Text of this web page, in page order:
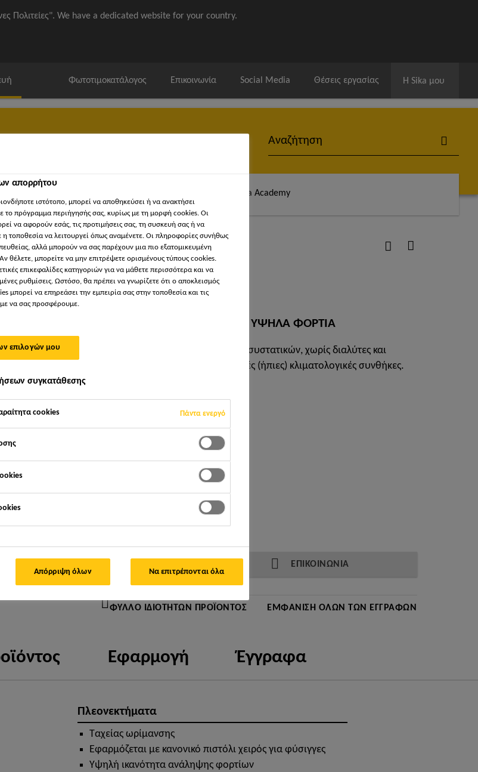
Πολιτείες". We have a dedicated website for your country.
Φωτοτιμοκατάλογος Επικοινωνία Social Media Θέσεις εργασίας Η Sika μου
Sika Academy
αγκυρώσεις Sika AnchorFix®-2+
AnchorFix®-2+
ΥΛΙΚΟ ΑΓΚΥΡΩΣΕΩΝ ΓΙΑ ΜΕΣΑΙΑ ΕΩΣ ΥΨΗΛΑ ΦΟΡΤΙΑ
AnchorFix®-2+ είναι αγκυρωτικό συγκολλητικό υλικό 2-συστατικών, χωρίς διαλύτες και
εποξειδικής-ακρυλικής βάσης για χρήση σε κανονικές (ήπιες) κλιματολογικές συνθήκες.
ωρίμανσης
με κανονικό πιστόλι χειρός για φύσιγγες
ΕΠΙΚΟΙΝΩΝΙΑ
ΦΎΛΛΟ ΙΔΙΟΤΉΤΩΝ ΠΡΟΪΌΝΤΟΣ ΕΜΦΆΝΙΣΗ ΌΛΩΝ ΤΩΝ ΕΓΓΡΆΦΩΝ
Εφαρμογή Έγγραφα
Πλεονεκτήματα
Ταχείας ωρίμανσης
Εφαρμόζεται με κανονικό πιστόλι χειρός για φύσιγγες
Υψηλή ικανότητα ανάληψης φορτίων
απορρήτου
ιστότοπο, μπορεί να αποθηκεύσει ή να ανακτήσει
το πρόγραμμα περιήγησής σας, κυρίως με τη μορφή cookies. Οι
να αφορούν εσάς, τις προτιμήσεις σας, τη συσκευή σας ή να
τοποθεσία να λειτουργεί όπως αναμένετε. Οι πληροφορίες συνήθως
αλλά μπορούν να σας παρέχουν μια πιο εξατομικευμένη
θέλετε, μπορείτε να μην επιτρέψετε ορισμένους τύπους cookies.
επικεφαλίδες κατηγοριών για να μάθετε περισσότερα και να
ρυθμίσεις. Ωστόσο, θα πρέπει να γνωρίζετε ότι ο αποκλεισμός
μπορεί να επηρεάσει την εμπειρία σας στην τοποθεσία και τις
να σας προσφέρουμε.
επιλογών μου
συγκατάθεσης
cookies Πάντα ενεργό
Απόρριψη όλων Να επιτρέπονται όλα